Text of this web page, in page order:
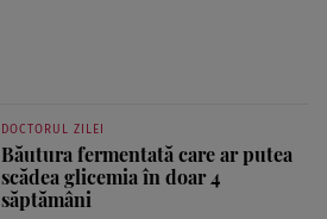
DOCTORUL ZILEI
Băutura fermentată care ar putea
scădea glicemia în doar 4
săptămâni